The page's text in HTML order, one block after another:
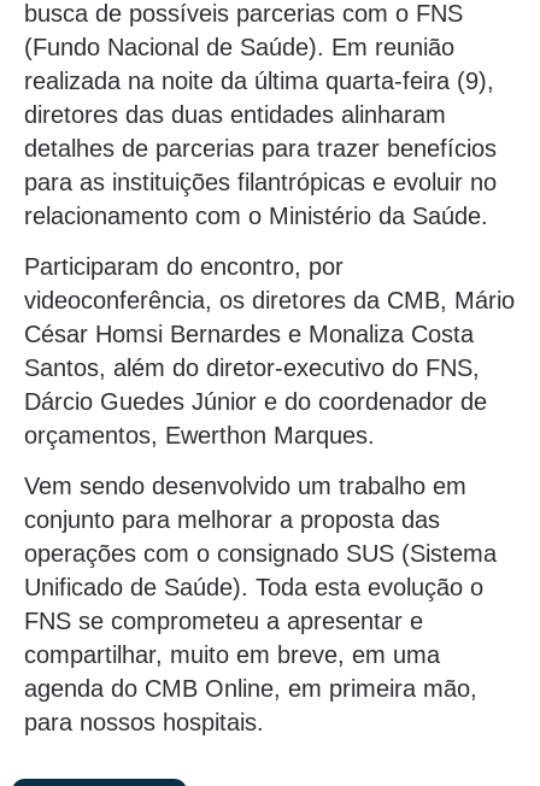
busca de possíveis parcerias com o FNS
(Fundo Nacional de Saúde). Em reunião
realizada na noite da última quarta-feira (9),
diretores das duas entidades alinharam
detalhes de parcerias para trazer benefícios
para as instituições filantrópicas e evoluir no
relacionamento com o Ministério da Saúde.
Participaram do encontro, por
videoconferência, os diretores da CMB, Mário
César Homsi Bernardes e Monaliza Costa
Santos, além do diretor-executivo do FNS,
Dárcio Guedes Júnior e do coordenador de
orçamentos, Ewerthon Marques.
Vem sendo desenvolvido um trabalho em
conjunto para melhorar a proposta das
operações com o consignado SUS (Sistema
Unificado de Saúde). Toda esta evolução o
FNS se comprometeu a apresentar e
compartilhar, muito em breve, em uma
agenda do CMB Online, em primeira mão,
para nossos hospitais.